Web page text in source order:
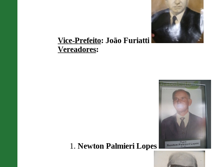
Vice-Prefeito: João Furiatti
Vereadores:
Newton Palmieri Lopes